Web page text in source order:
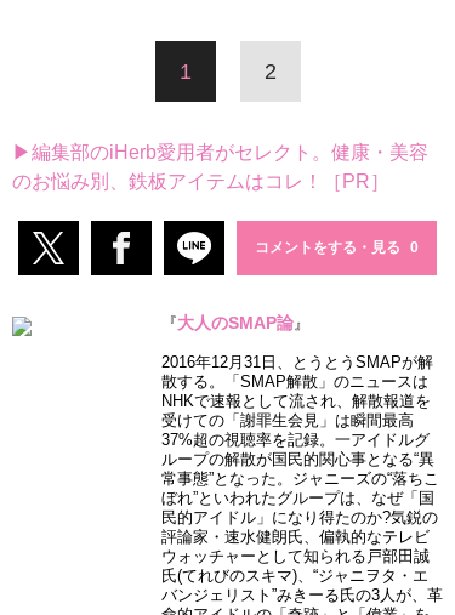
1 2
▶編集部のiHerb愛用者がセレクト。健康・美容
のお悩み別、鉄板アイテムはコレ！［PR］
コメントをする・見る
『大人のSMAP論』
2016年12月31日、とうとうSMAPが解
散する。「SMAP解散」のニュースは
NHKで速報として流され、解散報道を
受けての「謝罪生会見」は瞬間最高
37%超の視聴率を記録。一アイドルグ
ループの解散が国民的関心事となる“異
常事態”となった。ジャニーズの“落ちこ
ぼれ”といわれたグループは、なぜ「国
民的アイドル」になり得たのか?気鋭の
評論家・速水健朗氏、偏執的なテレビ
ウォッチャーとして知られる戸部田誠
氏(てれびのスキマ)、“ジャニヲタ・エ
バンジェリスト”みきーる氏の3人が、革